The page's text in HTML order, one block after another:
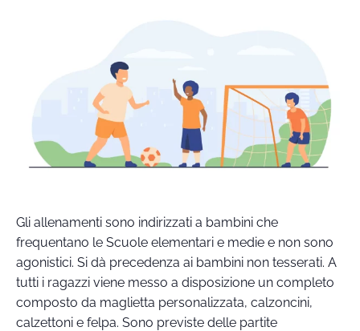
Gli allenamenti sono indirizzati a bambini che
frequentano le Scuole elementari e medie e non sono
agonistici. Si dà precedenza ai bambini non tesserati. A
tutti i ragazzi viene messo a disposizione un completo
composto da maglietta personalizzata, calzoncini,
calzettoni e felpa. Sono previste delle partite